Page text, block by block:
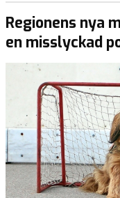
Regionens nya
en misslyckad